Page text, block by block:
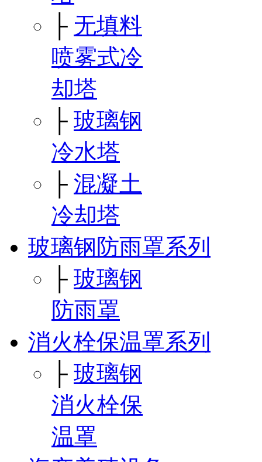
├ 无填料
喷雾式冷
却塔
├ 玻璃钢
冷水塔
├ 混凝土
冷却塔
玻璃钢防雨罩系列
├ 玻璃钢
防雨罩
消火栓保温罩系列
├ 玻璃钢
消火栓保
温罩